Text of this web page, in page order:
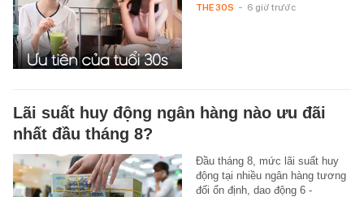
THE 30S - 6 giờ trước
Lãi suất huy động ngân hàng nào ưu đãi
nhất đầu tháng 8?
Đầu tháng 8, mức lãi suất huy
động tại nhiều ngân hàng tương
đối ổn định, dao động 6 -